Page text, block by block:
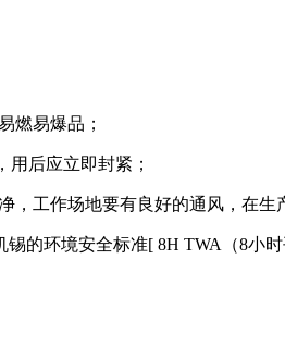
燃易爆品；
用后应立即封紧；
工作场地要有良好的通风，在生
锡的环境安全标准[ 8H TWA （8小